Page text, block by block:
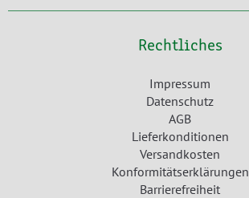
Rechtliches
Impressum
Datenschutz
AGB
Lieferkonditionen
Versandkosten
Konformitätserklärungen
Barrierefreiheit